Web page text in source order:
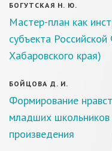
БОГУТСКАЯ Н. Ю.
Мастер-план как
субъекта
Хабаровского края)
БОЙЦОВА Д. И.
Формирование
младших школьников
произведения